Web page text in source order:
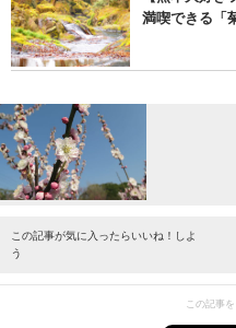
満喫できる「
この記事が気に入ったらいいね！しよ
う
この記事を